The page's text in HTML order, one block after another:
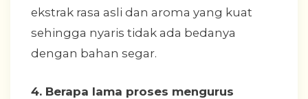
ekstrak rasa asli dan aroma yang kuat
sehingga nyaris tidak ada bedanya
dengan bahan segar.
4. Berapa lama proses mengurus